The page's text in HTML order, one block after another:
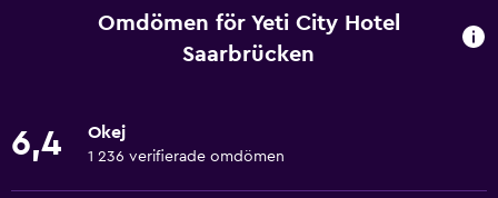
Wifi tillgängligt i alla områden
Värme
Omdömen för Yeti City Hotel
Saarbrücken
6,4 Okej
1 236 verifierade omdömen